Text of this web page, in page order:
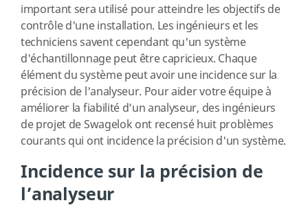
important sera utilisé pour atteindre les objectifs de
contrôle d'une installation. Les ingénieurs et les
techniciens savent cependant qu'un système
d'échantillonnage peut être capricieux. Chaque
élément du système peut avoir une incidence sur la
précision de l'analyseur. Pour aider votre équipe à
améliorer la fiabilité d’un analyseur, des ingénieurs
de projet de Swagelok ont recensé huit problèmes
courants qui ont incidence la précision d'un système.
Incidence sur la précision de
l’analyseur